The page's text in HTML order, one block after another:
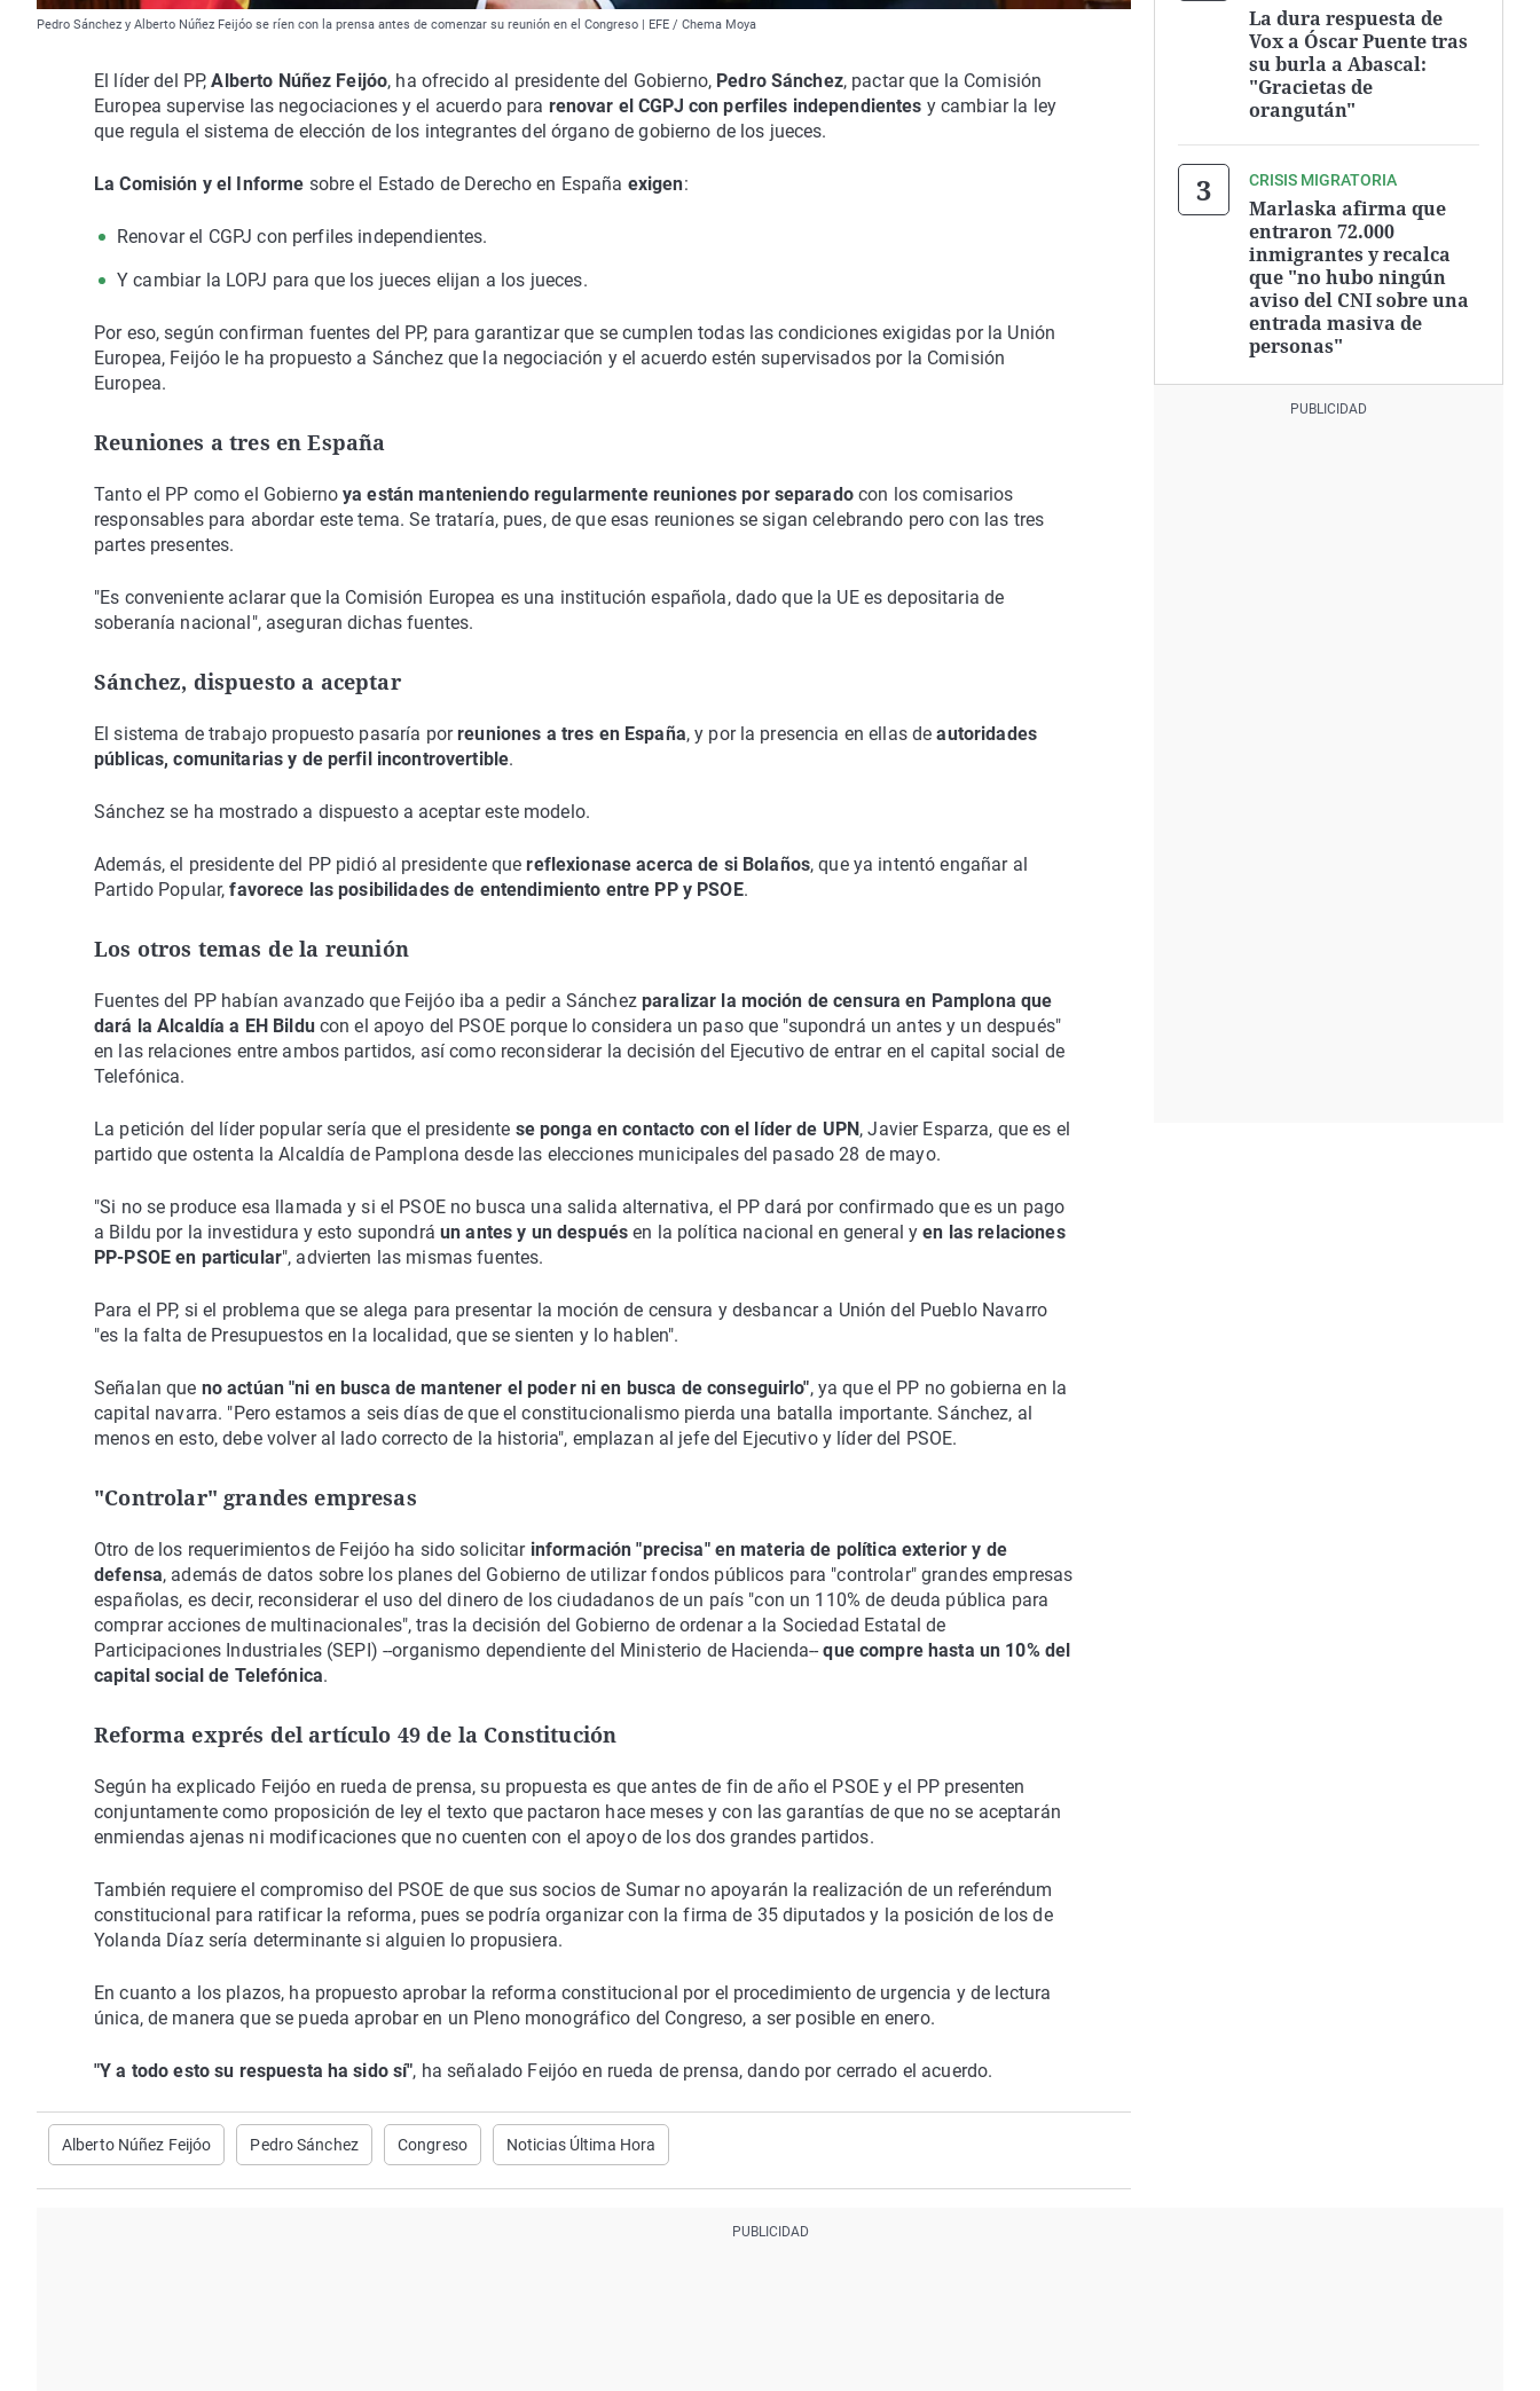
Pedro Sánchez y Alberto Núñez Feijóo se ríen con la prensa antes de comenzar su reunión en el Congreso | EFE / Chema Moya
El líder del PP,Alberto Núñez Feijóo, ha ofrecido al presidente del Gobierno, Pedro Sánchez, pactar que la Comisión
Europea supervise las negociaciones y el acuerdo para renovar el CGPJ con perfiles independientes y cambiar la ley
que regula el sistema de elección de los integrantes del órgano de gobierno de los jueces.
La Comisión y el Informe sobre el Estado de Derecho en España exigen:
Renovar el CGPJ con perfiles independientes.
Y cambiar la LOPJ para que los jueces elijan a los jueces.
Por eso, según confirman fuentes del PP, para garantizar que se cumplen todas las condiciones exigidas por la Unión
Europea, Feijóo le ha propuesto a Sánchez que la negociación y el acuerdo estén supervisados por la Comisión
Europea.
Reuniones a tres en España
Tanto el PP como el Gobiernoya están manteniendo regularmente reuniones por separadocon los comisarios
responsables para abordar este tema. Se trataría, pues, de que esas reuniones se sigan celebrando pero con las tres
partes presentes.
"Es conveniente aclarar que la Comisión Europea es una institución española, dado que la UE es depositaria de
soberanía nacional", aseguran dichas fuentes.
Sánchez, dispuesto a aceptar
El sistema de trabajo propuesto pasaría porreuniones a tres en España, y por la presencia en ellas deautoridades
públicas, comunitarias y de perfil incontrovertible.
Sánchez se ha mostrado a dispuesto a aceptar este modelo.
Además, el presidente del PP pidió al presidente quereflexionase acerca de si Bolaños, que ya intentó engañar al
Partido Popular, favorece las posibilidades de entendimiento entre PP y PSOE.
Los otros temas de la reunión
Fuentes del PP habían avanzado que Feijóo iba a pedir a Sánchez paralizar la moción de censura en Pamplona que
dará la Alcaldía a EH Bilducon el apoyo del PSOE porque lo considera un paso que "supondrá un antes y un después"
en las relaciones entre ambos partidos, así como reconsiderar la decisión del Ejecutivo de entrar en el capital social de
Telefónica.
La petición del líder popular sería que el presidente se ponga en contacto con el líder de UPN , Javier Esparza, que es el
partido que ostenta la Alcaldía de Pamplona desde las elecciones municipales del pasado 28 de mayo.
"Si no se produce esa llamada y si el PSOE no busca una salida alternativa, el PP dará por confirmado que es un pago
a Bildu por la investidura y esto supondráun antes y un despuésen la política nacional en general yen las relaciones
PP-PSOE en particular", advierten las mismas fuentes.
Para el PP, si el problema que se alega para presentar la moción de censura y desbancar a Unión del Pueblo Navarro
"es la falta de Presupuestos en la localidad, que se sienten y lo hablen".
Señalan que no actúan "ni en busca de mantener el poder ni en busca de conseguirlo", ya que el PP no gobierna en la
capital navarra. "Pero estamos a seis días de que el constitucionalismo pierda una batalla importante. Sánchez, al
menos en esto, debe volver al lado correcto de la historia", emplazan al jefe del Ejecutivo y líder del PSOE.
"Controlar" grandes empresas
Otro de los requerimientos de Feijóo ha sido solicitar información "precisa" en materia de política exterior y de
defensa, además de datos sobre los planes del Gobierno de utilizar fondos públicos para "controlar" grandes empresas
españolas, es decir, reconsiderar el uso del dinero de los ciudadanos de un país "con un 110% de deuda pública para
comprar acciones de multinacionales", tras la decisión del Gobierno de ordenar a la Sociedad Estatal de
Participaciones Industriales (SEPI) --organismo dependiente del Ministerio de Hacienda--que compre hasta un 10% del
capital social de Telefónica.
Reforma exprés del artículo 49 de la Constitución
Según ha explicado Feijóo en rueda de prensa, su propuesta es que antes de fin de año el PSOE y el PP presenten
conjuntamente como proposición de ley el texto que pactaron hace meses y con las garantías de que no se aceptarán
enmiendas ajenas ni modificaciones que no cuenten con el apoyo de los dos grandes partidos.
También requiere el compromiso del PSOE de que sus socios de Sumar no apoyarán la realización de un referéndum
constitucional para ratificar la reforma, pues se podría organizar con la firma de 35 diputados y la posición de los de
Yolanda Díaz sería determinante si alguien lo propusiera.
En cuanto a los plazos, ha propuesto aprobar la reforma constitucional por el procedimiento de urgencia y de lectura
única, de manera que se pueda aprobar en un Pleno monográfico del Congreso, a ser posible en enero.
"Y a todo esto su respuesta ha sido sí", ha señalado Feijóo en rueda de prensa, dando por cerrado el acuerdo.
Alberto Núñez Feijóo Pedro Sánchez Congreso Noticias Última Hora
La dura respuesta de
Vox a Óscar Puente tras
su burla a Abascal:
"Gracietas de
orangután"
CRISIS MIGRATORIA
Marlaska afirma que
entraron 72.000
inmigrantes y recalca
que "no hubo ningún
aviso del CNI sobre una
entrada masiva de
personas"